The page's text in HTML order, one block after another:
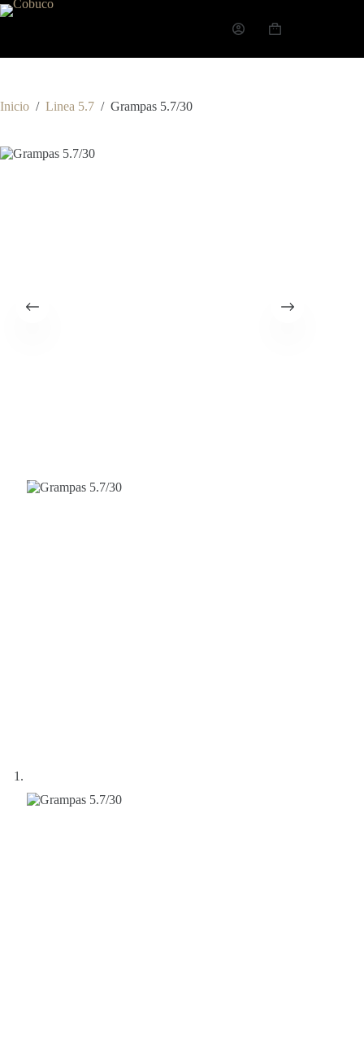
Inicio / Linea 5.7 / Grampas 5.7/30